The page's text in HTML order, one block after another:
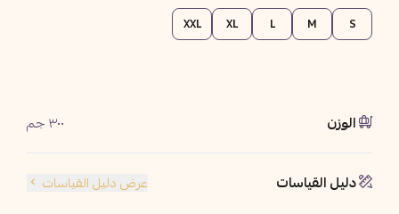
S
M
L
XL
XXL
الوزن ٣٠٠ جم
دليل القياسات عرض دليل القياسات